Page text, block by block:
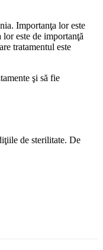
Importanţa lor este
este de importanţă
tratamentul este
şi să fie
de sterilitate. De